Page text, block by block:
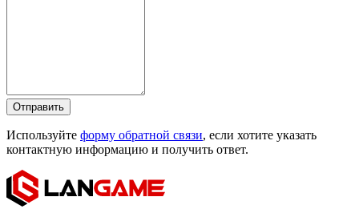
Отправить
Используйте форму обратной связи, если хотите указать
контактную информацию и получить ответ.